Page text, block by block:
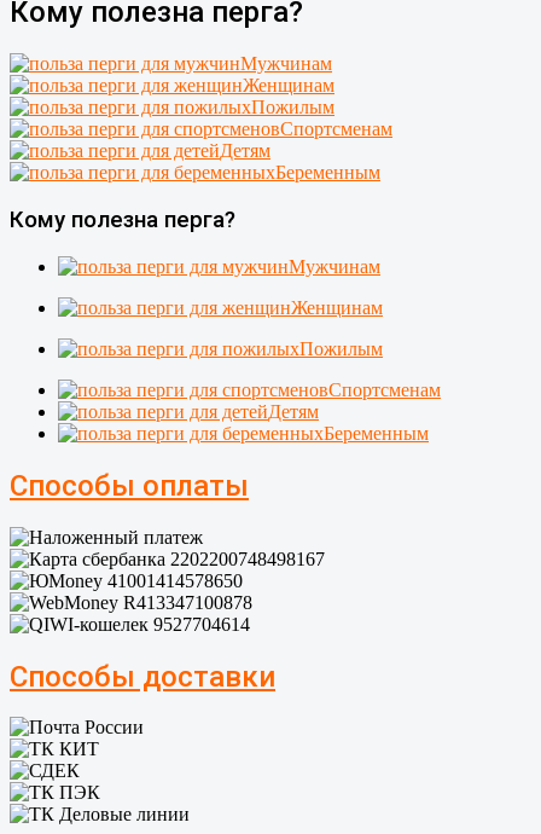
Кому полезна перга?
Мужчинам
Женщинам
Пожилым
Спортсменам
Детям
Беременным
Кому полезна перга?
Мужчинам
Женщинам
Пожилым
Спортсменам
Детям
Беременным
Способы оплаты
Способы доставки